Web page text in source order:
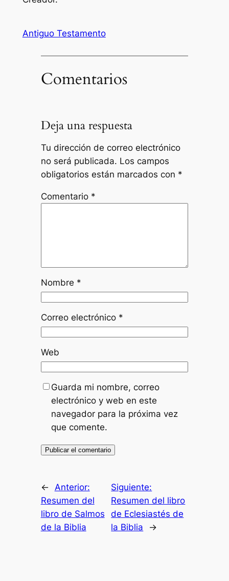
Antiguo Testamento
Comentarios
Deja una respuesta
Tu dirección de correo electrónico
no será publicada. Los campos
obligatorios están marcados con *
Comentario *
Nombre *
Correo electrónico *
Web
Guarda mi nombre, correo
electrónico y web en este
navegador para la próxima vez
que comente.
← Anterior:
Resumen del
libro de Salmos
de la Biblia
Siguiente:
Resumen del libro
de Eclesiastés de
la Biblia
→